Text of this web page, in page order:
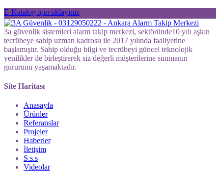
E-Katalog için tıklayınız
3a güvenlik sistemleri alarm takip merkezi, sektöründe10 yılı aşkın
tecrübeye sahip uzman kadrosu ile 2017 yılında faaliyetine
başlamıştır. Sahip olduğu bilgi ve tecrübeyi güncel teknolojik
yenilikler ile birleştirerek siz değerli müşterilerine sunmanın
gururunu yaşamaktadır.
Site Haritası
Anasayfa
Ürünler
Referanslar
Projeler
Haberler
İletişim
S.s.s
Videolar